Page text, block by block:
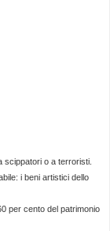
scippatori o a terroristi.
i beni artistici dello
per cento del patrimonio